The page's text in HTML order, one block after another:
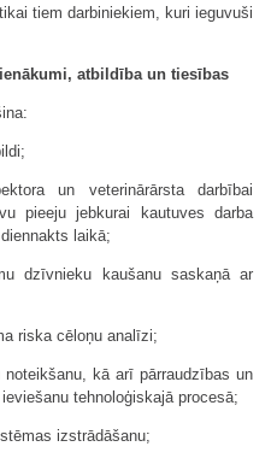
tiem darbiniekiem, kuri ieguvuši
atbildība un tiesības
un veterinārārsta darbībai
pieeju jebkurai kautuves darba
laikā;
dzīvnieku kaušanu saskaņā ar
riska cēloņu analīzi;
kā arī pārraudzības un
tehnoloģiskajā procesā;
izstrādāšanu;